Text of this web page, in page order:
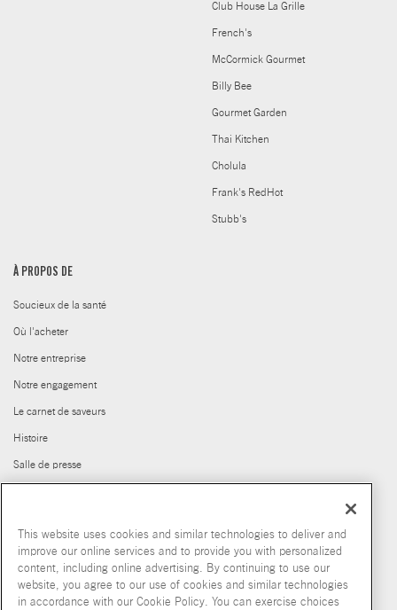
Club House La Grille
French's
McCormick Gourmet
Billy Bee
Gourmet Garden
Thai Kitchen
Cholula
Frank's RedHot
Stubb's
À PROPOS DE
Soucieux de la santé
Où l'acheter
Notre entreprise
Notre engagement
Le carnet de saveurs
Histoire
Salle de presse
Produits abandonnés
© McCormick & Company, Inc. 2026
This website uses cookies and similar technologies to deliver and
improve our online services and to provide you with personalized
content, including online advertising. By continuing to use our
website, you agree to our use of cookies and similar technologies
in accordance with our Cookie Policy. You can exercise choices